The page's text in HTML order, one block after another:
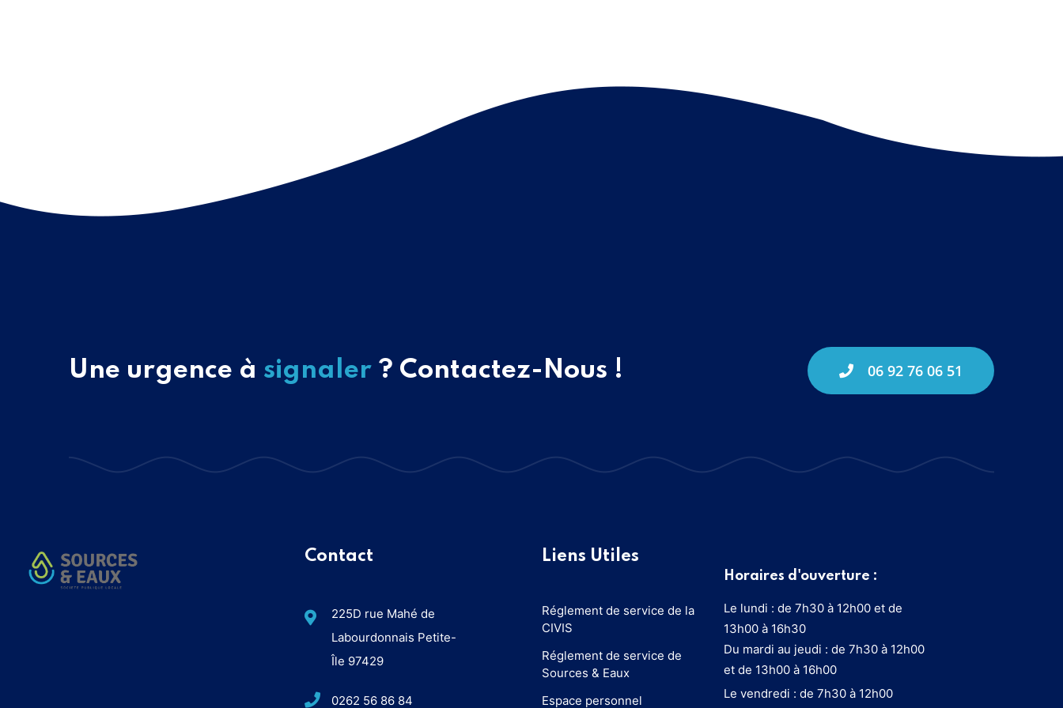
Une urgence à signaler ? Contactez-Nous ! 06 92 76 06 51
Contact
225D rue Mahé de
Labourdonnais Petite-
Île 97429
0262 56 86 84
Liens Utiles
Réglement de service de la
CIVIS
Réglement de service de
Sources & Eaux
Espace personnel
Horaires d'ouverture :
Le lundi : de 7h30 à 12h00 et de
13h00 à 16h30
Du mardi au jeudi : de 7h30 à 12h00
et de 13h00 à 16h00
Le vendredi : de 7h30 à 12h00